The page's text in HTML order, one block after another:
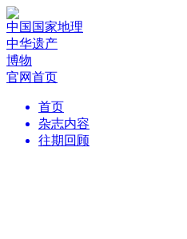
中国国家地理
中华遗产
博物
官网首页
首页
杂志内容
往期回顾